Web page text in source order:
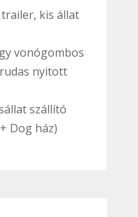
kis állat
vonógombos
nyitott
szállító
Dog ház)